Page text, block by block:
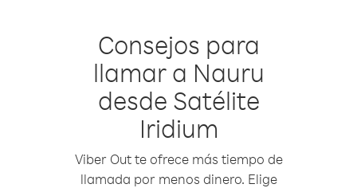
Consejos para
llamar a Nauru
desde Satélite
Iridium
Viber Out te ofrece más tiempo de
llamada por menos dinero. Elige